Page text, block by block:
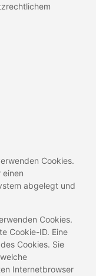
Cookies.
einen
abgelegt und
Cookies.
Cookie-ID. Eine
Cookies. Sie
Internetbrowser